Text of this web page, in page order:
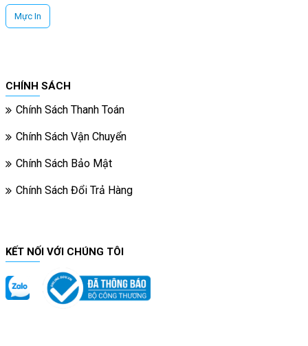
Mực In
CHÍNH SÁCH
Chính Sách Thanh Toán
Chính Sách Vận Chuyển
Chính Sách Bảo Mật
Chính Sách Đổi Trả Hàng
KẾT NỐI VỚI CHÚNG TÔI